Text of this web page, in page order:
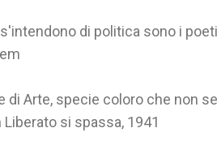
di politica sono i
di Arte, specie coloro che non
Liberato si spassa, 1941